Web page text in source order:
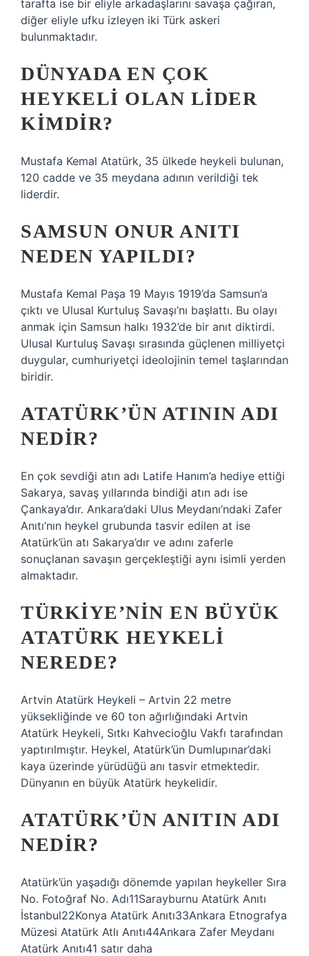
tarafta ise bir eliyle arkadaşlarını savaşa çağıran,
diğer eliyle ufku izleyen iki Türk askeri
bulunmaktadır.
DÜNYADA EN ÇOK
HEYKELI OLAN LIDER
KIMDIR?
Mustafa Kemal Atatürk, 35 ülkede heykeli bulunan,
120 cadde ve 35 meydana adının verildiği tek
liderdir.
SAMSUN ONUR ANITI
NEDEN YAPILDI?
Mustafa Kemal Paşa 19 Mayıs 1919’da Samsun’a
çıktı ve Ulusal Kurtuluş Savaşı’nı başlattı. Bu olayı
anmak için Samsun halkı 1932’de bir anıt diktirdi.
Ulusal Kurtuluş Savaşı sırasında güçlenen milliyetçi
duygular, cumhuriyetçi ideolojinin temel taşlarından
biridir.
ATATÜRK’ÜN ATININ ADI
NEDIR?
En çok sevdiği atın adı Latife Hanım’a hediye ettiği
Sakarya, savaş yıllarında bindiği atın adı ise
Çankaya’dır. Ankara’daki Ulus Meydanı’ndaki Zafer
Anıtı’nın heykel grubunda tasvir edilen at ise
Atatürk’ün atı Sakarya’dır ve adını zaferle
sonuçlanan savaşın gerçekleştiği aynı isimli yerden
almaktadır.
TÜRKIYE’NIN EN BÜYÜK
ATATÜRK HEYKELI
NEREDE?
Artvin Atatürk Heykeli – Artvin 22 metre
yüksekliğinde ve 60 ton ağırlığındaki Artvin
Atatürk Heykeli, Sıtkı Kahvecioğlu Vakfı tarafından
yaptırılmıştır. Heykel, Atatürk’ün Dumlupınar’daki
kaya üzerinde yürüdüğü anı tasvir etmektedir.
Dünyanın en büyük Atatürk heykelidir.
ATATÜRK’ÜN ANITIN ADI
NEDIR?
Atatürk’ün yaşadığı dönemde yapılan heykeller Sıra
No. Fotoğraf No. Adı11Sarayburnu Atatürk Anıtı
İstanbul22Konya Atatürk Anıtı33Ankara Etnografya
Müzesi Atatürk Atlı Anıtı44Ankara Zafer Meydanı
Atatürk Anıtı41 satır daha